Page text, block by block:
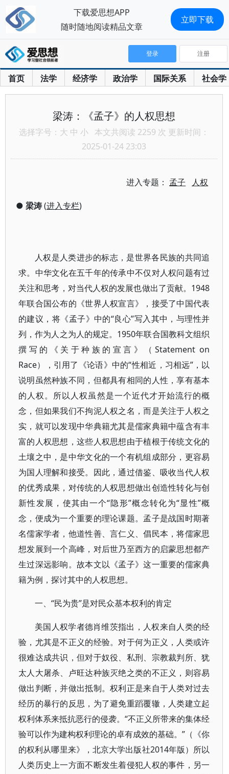
首页 法学 经济学 政治学 国际关系 社会学
登录 注册
梁涛：《孟子》的人权思想
选择字号： 大 中 小 本文共阅读 2259 次 更新时间：
2025-01-24 23:03
进入专题： 孟子 人权
● 梁涛(进入专栏)
人权是人类进步的标志，是世界各民族的共同追
求。中华文化在五千年的传承中不仅对人权问题有过
关注和思考，对当代人权的发展也做出了贡献。1948
年联合国公布的《世界人权宣言》，接受了中国代表
的建议，将《孟子》中的“良心”写入其中，与理性并
列，作为人之为人的规定。1950年联合国教科文组织
撰写的《关于种族的宣言》（Statement on
Race），引用了《论语》中的“性相近，习相远”，以
说明虽然种族不同，但都具有相同的人性，享有基本
的人权。所以人权虽然是一个近代才开始流行的概
念，但如果我们不拘泥人权之名，而是关注于人权之
实，就可以发现中华典籍尤其是儒家典籍中蕴含有丰
富的人权思想，这些人权思想由于植根于传统文化的
土壤之中，是中华文化的一个有机组成部分，更容易
为国人理解和接受。因此，通过借鉴、吸收当代人权
的优秀成果，对传统的人权思想做出创造性转化与创
新性发展，使其由一个“隐形”概念转化为“显性”概
念，便成为一个重要的理论课题。孟子是战国时期著
名儒家学者，他道性善、言仁义、倡民本，将儒家思
想发展到一个高峰，对后世乃至西方的启蒙思想都产
生过深远影响。故本文以《孟子》这一重要的儒家典
籍为例，探讨其中的人权思想。
一、“民为贵”是对民众基本权利的肯定
美国人权学者德肖维茨指出，人权来自人类的经
验，尤其是不正义的经验。对于何为正义，人类或许
很难达成共识，但对于奴役、私刑、宗教裁判所、犹
太人大屠杀、卢旺达种族灭绝之类的不正义，则容易
做出判断，并做出抵制。权利正是来自于人类对过去
经历的暴行的反思，为了避免重蹈覆辙，人类建立起
权利体系来抵抗恶行的侵袭。“不正义所带来的集体经
验可以作为建构权利理论的卓有成效的基础。”（《你
的权利从哪里来》，北京大学出版社2014年版）所以
人类历史上一方面不断发生着侵犯人权的事件，另一
下载爱思想APP
随时随地阅读精品文章
立即下载